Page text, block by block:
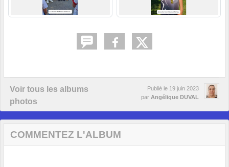
Voir tous les albums
photos
Publié le 19 juin 2023
par Angélique DUVAL
COMMENTEZ L'ALBUM